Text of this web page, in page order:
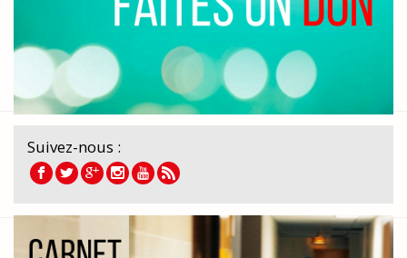
Suivez-nous :